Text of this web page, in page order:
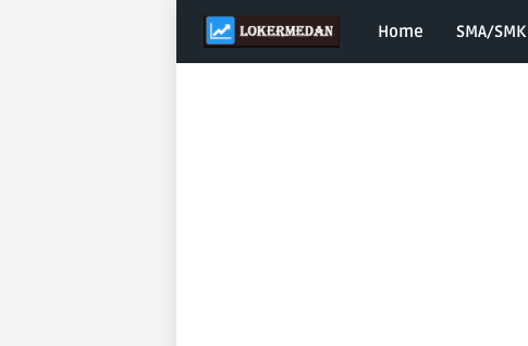
Home SMA/SMK